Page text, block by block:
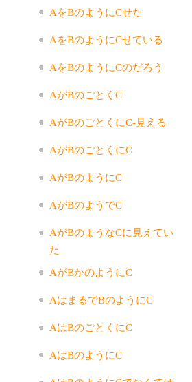
AをBのようにCせた
AをBのようにCせている
AをBのようにCのだろう
AがBのごとくC
AがBのごとくにC-見える
AがBのごとくにC
AがBのようにC
AがBのようでC
AがBのようなCに見えてい
た
AがBかのようにC
AはまるでBのようにC
AはBのごとくにC
AはBのようにC